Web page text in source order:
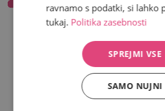
Vse v kategoriji Nakit
Uhani
Zapestnice
Ogrlice
Kolekcija Adéle
ravnamo s podatki, si lahko
tukaj. Politika zasebnosti
SPREJMI VSE
SAMO NUJNI